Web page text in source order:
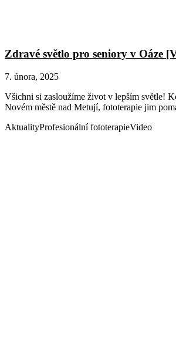
Zdravé světlo pro seniory v Oáze
7. února, 2025
Všichni si zasloužíme život v lepším světle!
Novém městě nad Metují, fototerapie jim
AktualityProfesionální fototerapieVideo